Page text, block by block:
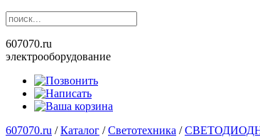
607070.ru
электрооборудование
607070.ru /Каталог /Светотехника /